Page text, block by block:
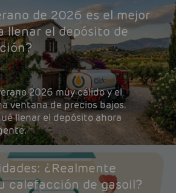
de 2026 es el mejor
llenar el depósito de
2026 muy cálido y el
ventana de precios bajos.
llenar el depósito ahora
¿Realmente
calefacción de gasoil?